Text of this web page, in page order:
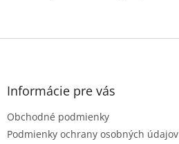
Z
Informácie pre vás
Obchodné podmienky
Podmienky ochrany osobných údajov